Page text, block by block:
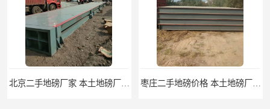
北京二手地磅厂家 本土地磅厂100秒报价 枣庄二手地磅价格 本土地磅厂100秒报价